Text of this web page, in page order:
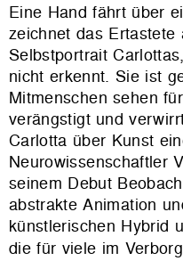
Eine Hand fährt über
zeichnet das Ertastete
Selbstportrait
nicht erkennt. Sie ist
Mitmenschen sehen
verängstigt und
Carlotta über Kunst
Neurowissenschaftler
seinem Debut
abstrakte Animation
künstlerischen Hybrid
die für viele im